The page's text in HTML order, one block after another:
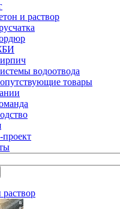
и раствор
водоотвода
товары
раствор